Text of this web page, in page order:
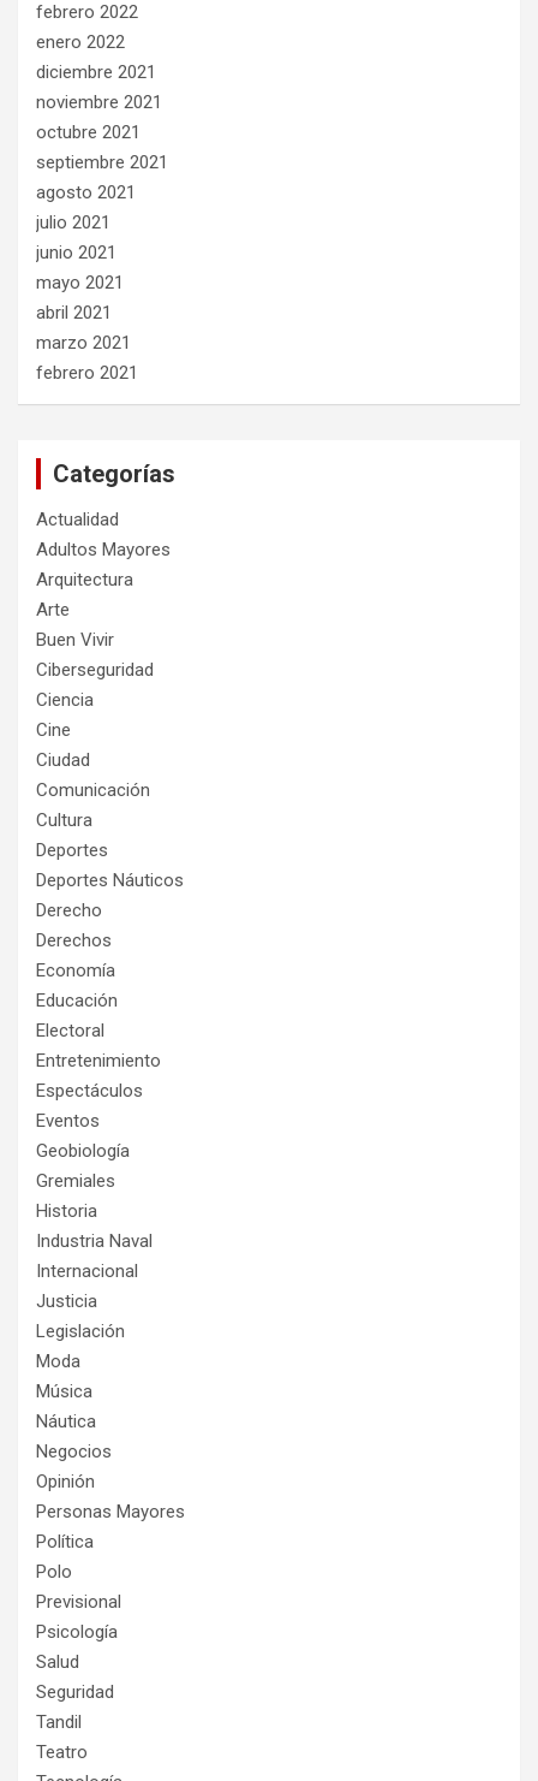
febrero 2022
enero 2022
diciembre 2021
noviembre 2021
octubre 2021
septiembre 2021
agosto 2021
julio 2021
junio 2021
mayo 2021
abril 2021
marzo 2021
febrero 2021
Categorías
Actualidad
Adultos Mayores
Arquitectura
Arte
Buen Vivir
Ciberseguridad
Ciencia
Cine
Ciudad
Comunicación
Cultura
Deportes
Deportes Náuticos
Derecho
Derechos
Economía
Educación
Electoral
Entretenimiento
Espectáculos
Eventos
Geobiología
Gremiales
Historia
Industria Naval
Internacional
Justicia
Legislación
Moda
Música
Náutica
Negocios
Opinión
Personas Mayores
Política
Polo
Previsional
Psicología
Salud
Seguridad
Tandil
Teatro